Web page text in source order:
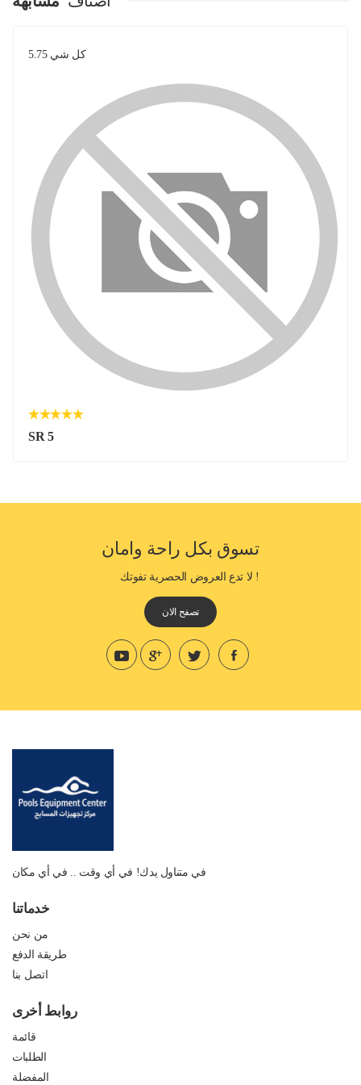
كل شي 5.75
SR 5
تسوق بكل راحة وامان
! لا تدع العروض الحصرية تفوتك
تصفح الان
في متناول يدك! في أي وقت .. في أي مكان
خدماتنا
من نحن
طريقة الدفع
اتصل بنا
روابط أخرى
قائمة
الطلبات
المفضلة